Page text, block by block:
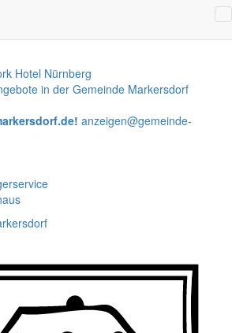
Hotel Nürnberg
anzeigen@gemeinde-